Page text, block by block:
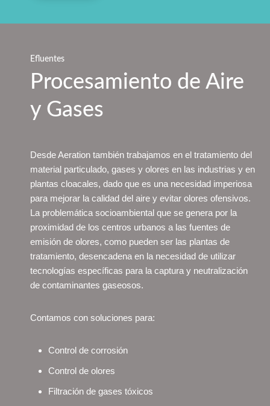
Efluentes
Procesamiento de Aire
y Gases
Desde Aeration también trabajamos en el tratamiento del
material particulado, gases y olores en las industrias y en
plantas cloacales, dado que es una necesidad imperiosa
para mejorar la calidad del aire y evitar olores ofensivos.
La problemática socioambiental que se genera por la
proximidad de los centros urbanos a las fuentes de
emisión de olores, como pueden ser las plantas de
tratamiento, desencadena en la necesidad de utilizar
tecnologías específicas para la captura y neutralización
de contaminantes gaseosos.
Contamos con soluciones para:
Control de corrosión
Control de olores
Filtración de gases tóxicos